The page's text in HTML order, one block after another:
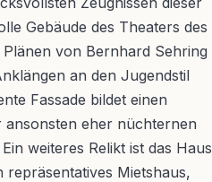
Gebäude des Theaters des
von Bernhard Sehring
an den Jugendstil
Fassade bildet einen
eher nüchternen
weiteres Relikt ist das Haus
repräsentatives Mietshaus,